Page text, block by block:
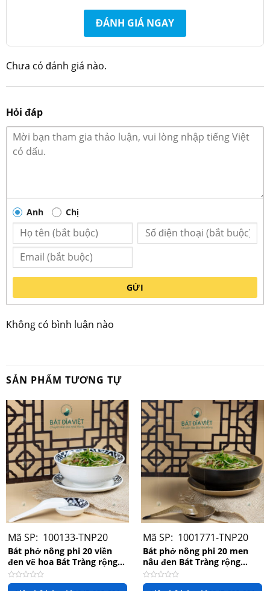
Bát phở men rạn nông phi 22
ĐÁNH GIÁ NGAY
Chưa có đánh giá nào.
Hỏi đáp
Anh Chị
GỬI
Không có bình luận nào
SẢN PHẨM TƯƠNG TỰ
Mã SP: 100133-TNP20
Bát phở nông phi 20 viền
đen vẽ hoa Bát Tràng rộng
20cm x 8cm
Được
Mã SP: 1001771-TNP20
Bát phở nông phi 20 men
nâu đen Bát Tràng rộng
20cm x 8cm
Được